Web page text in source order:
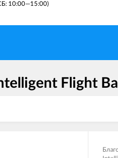
10:00—15:00)
Flight